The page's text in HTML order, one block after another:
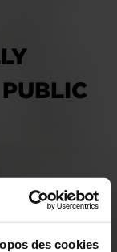
des cookies